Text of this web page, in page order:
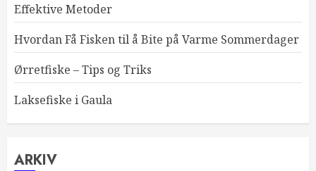
Effektive Metoder
Hvordan Få Fisken til å Bite på Varme Sommerdager
Ørretfiske – Tips og Triks
Laksefiske i Gaula
ARKIV